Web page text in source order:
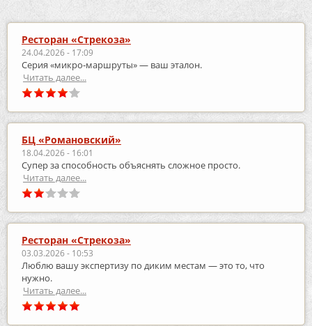
Ресторан «Стрекоза»
24.04.2026 - 17:09
Серия «микро‑маршруты» — ваш эталон.
Читать далее...
БЦ «Романовский»
18.04.2026 - 16:01
Супер за способность объяснять сложное просто.
Читать далее...
Ресторан «Стрекоза»
03.03.2026 - 10:53
Люблю вашу экспертизу по диким местам — это то, что
нужно.
Читать далее...